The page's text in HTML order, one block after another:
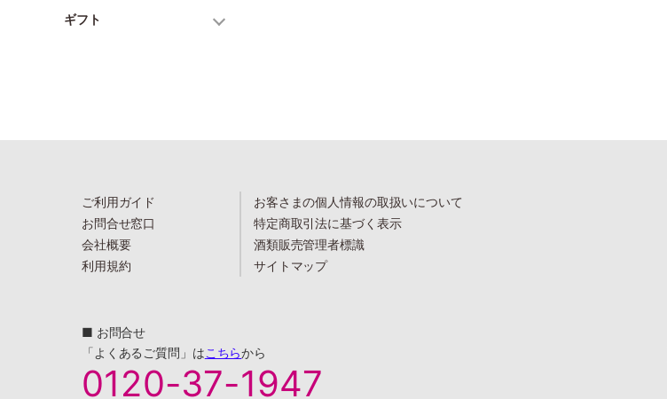
ギフト
ご利用ガイド
お問合せ窓口
会社概要
利用規約
お客さまの個人情報の取扱いについて
特定商取引法に基づく表示
酒類販売管理者標識
サイトマップ
■ お問合せ
「よくあるご質問」はこちらから
0120-37-1947